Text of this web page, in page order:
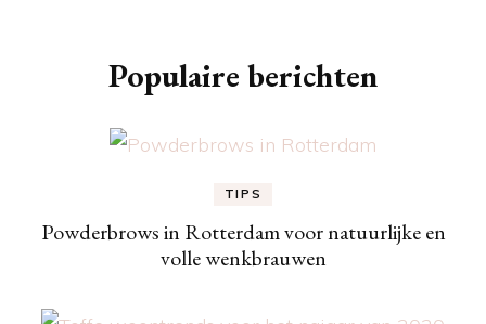
Populaire berichten
TIPS
Powderbrows in Rotterdam voor natuurlijke en
volle wenkbrauwen